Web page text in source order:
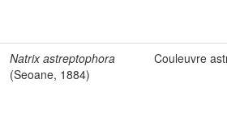
Natrix astreptophora
(Seoane, 1884)
Couleuvre